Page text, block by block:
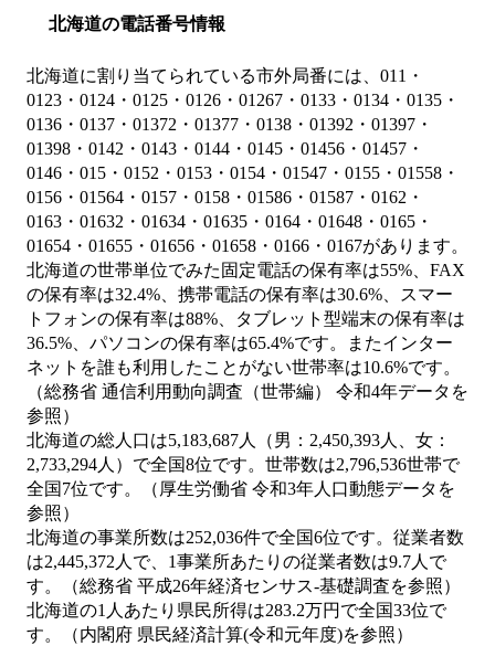
北海道の電話番号情報
北海道に割り当てられている市外局番には、011・
0123・0124・0125・0126・01267・0133・0134・0135・
0136・0137・01372・01377・0138・01392・01397・
01398・0142・0143・0144・0145・01456・01457・
0146・015・0152・0153・0154・01547・0155・01558・
0156・01564・0157・0158・01586・01587・0162・
0163・01632・01634・01635・0164・01648・0165・
01654・01655・01656・01658・0166・0167があります。
北海道の世帯単位でみた固定電話の保有率は55%、FAX
の保有率は32.4%、携帯電話の保有率は30.6%、スマー
トフォンの保有率は88%、タブレット型端末の保有率は
36.5%、パソコンの保有率は65.4%です。またインター
ネットを誰も利用したことがない世帯率は10.6%です。
（総務省 通信利用動向調査（世帯編） 令和4年データを
参照）
北海道の総人口は5,183,687人（男：2,450,393人、女：
2,733,294人）で全国8位です。世帯数は2,796,536世帯で
全国7位です。（厚生労働省 令和3年人口動態データを
参照）
北海道の事業所数は252,036件で全国6位です。従業者数
は2,445,372人で、1事業所あたりの従業者数は9.7人で
す。（総務省 平成26年経済センサス‐基礎調査を参照）
北海道の1人あたり県民所得は283.2万円で全国33位で
す。（内閣府 県民経済計算(令和元年度)を参照）